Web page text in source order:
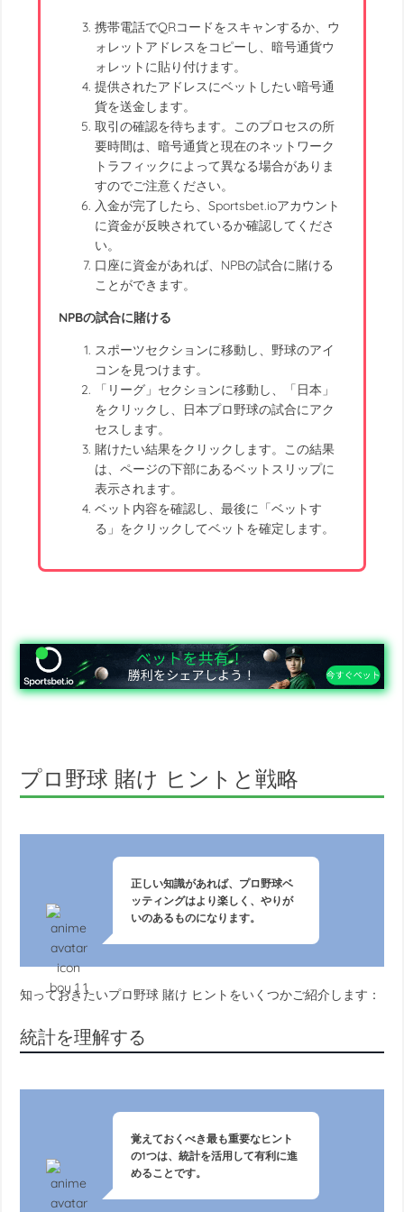
携帯電話でQRコードをスキャンするか、ウ
ォレットアドレスをコピーし、暗号通貨ウ
ォレットに貼り付けます。
提供されたアドレスにベットしたい暗号通
貨を送金します。
取引の確認を待ちます。このプロセスの所
要時間は、暗号通貨と現在のネットワーク
トラフィックによって異なる場合がありま
すのでご注意ください。
入金が完了したら、Sportsbet.ioアカウント
に資金が反映されているか確認してくださ
い。
口座に資金があれば、NPBの試合に賭ける
ことができます。
NPBの試合に賭ける
スポーツセクションに移動し、野球のアイ
コンを見つけます。
「リーグ」セクションに移動し、「日本」
をクリックし、日本プロ野球の試合にアク
セスします。
賭けたい結果をクリックします。この結果
は、ページの下部にあるベットスリップに
表示されます。
ベット内容を確認し、最後に「ベットす
る」をクリックしてベットを確定します。
プロ野球 賭け ヒントと戦略
正しい知識があれば、プロ野球ベ
ッティングはより楽しく、やりが
いのあるものになります。
知っておきたいプロ野球 賭け ヒント をいくつかご紹介します：
統計を理解する
覚えておくべき最も重要なヒント
の1つは、統計を活用して有利に進
めることです。